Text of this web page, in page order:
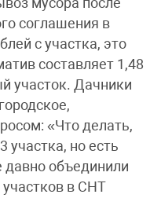
соглашения в
с участка, это
составляет 1,48
участок. Дачники
«Что делать,
участка, но есть
объединили
участков в СНТ